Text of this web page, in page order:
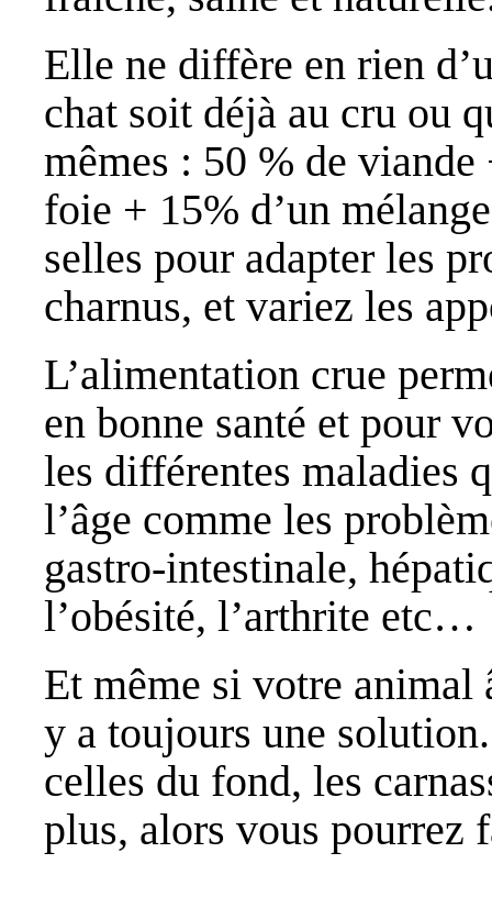
Elle ne diffère en rien
chat soit déjà au cru ou
mêmes : 50 % de
foie + 15% d’un
selles pour adapter les
charnus, et variez les
L’alimentation crue
en bonne santé et pour
les différentes maladies
l’âge comme les
gastro-intestinale,
l’obésité, l’arthrite etc…
Et même si votre animal
y a toujours une
celles du fond, les
plus, alors vous pourrez